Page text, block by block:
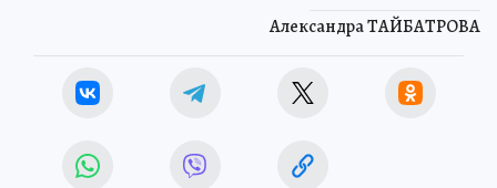
Александра ТАЙБАТРОВА